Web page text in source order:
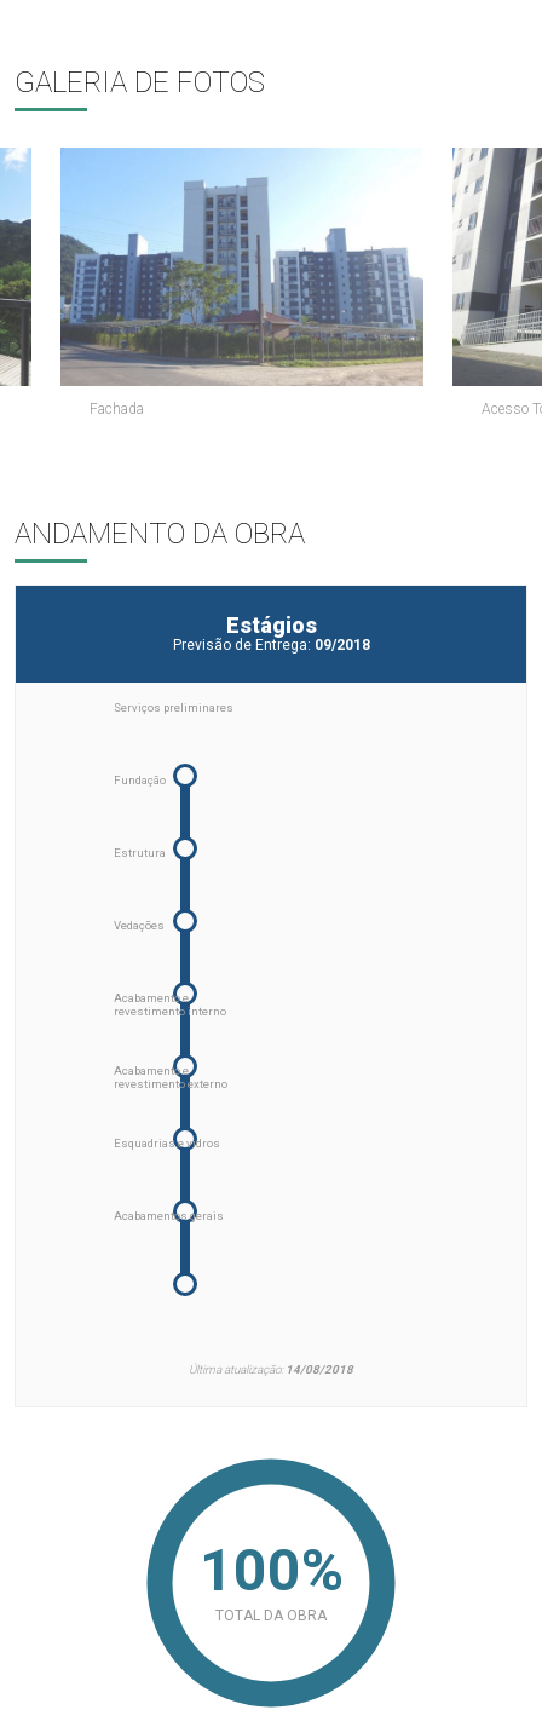
GALERIA DE FOTOS
Fachada Acesso
ANDAMENTO DA OBRA
Estágios
Previsão de Entrega: 09/2018
Serviços preliminares
Fundação
Estrutura
Vedações
Acabamento e
revestimento interno
Acabamento e
revestimento externo
Esquadrias e vidros
Acabamentos gerais
Última atualização: 14/08/2018
100%
TOTAL DA OBRA